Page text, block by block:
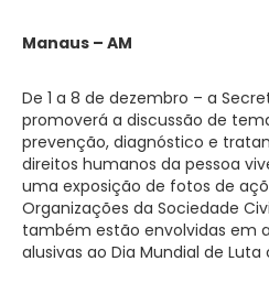
Manaus – AM
De 1 a 8 de dezembro – a
promoverá a discussão de
prevenção, diagnóstico e
direitos humanos da pessoa
uma exposição de fotos de
Organizações da Sociedade
também estão envolvidas em
alusivas ao Dia Mundial de Luta